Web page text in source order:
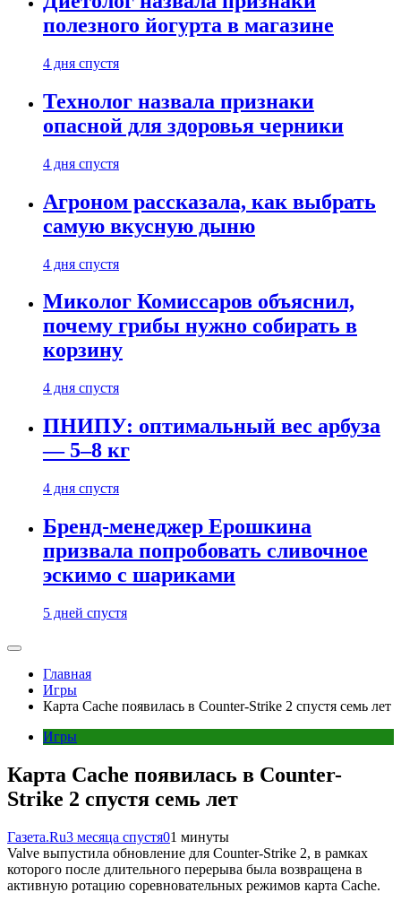
полезного йогурта в магазине
4 дня спустя
Технолог назвала признаки
опасной для здоровья черники
4 дня спустя
Агроном рассказала, как выбрать
самую вкусную дыню
4 дня спустя
Миколог Комиссаров объяснил,
почему грибы нужно собирать в
корзину
4 дня спустя
ПНИПУ: оптимальный вес арбуза
— 5–8 кг
4 дня спустя
Бренд-менеджер Ерошкина
призвала попробовать сливочное
эскимо с шариками
5 дней спустя
Главная
Игры
Карта Cache появилась в Counter-Strike 2 спустя семь лет
Игры
Карта Cache появилась в Counter-
Strike 2 спустя семь лет
Газета.Ru3 месяца спустя01 минуты
Valve выпустила обновление для Counter-Strike 2, в рамках
которого после длительного перерыва была возвращена в
активную ротацию соревновательных режимов карта Cache.